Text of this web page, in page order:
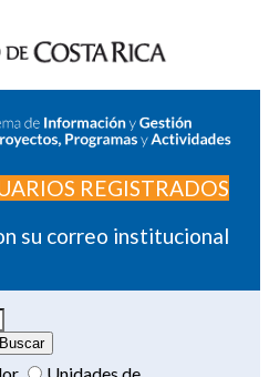
REGISTRADOS
su correo institucional
Unidades de